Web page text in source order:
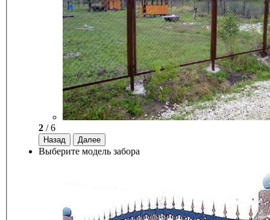
2 / 6
Назад Далее
Выберите модель забора